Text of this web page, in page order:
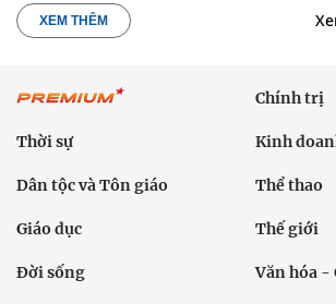
XEM THÊM
Chính trị
Thời sự Kinh
Dân tộc và Tôn giáo Thể thao
Giáo dục Thế giới
Đời sống Văn hóa -